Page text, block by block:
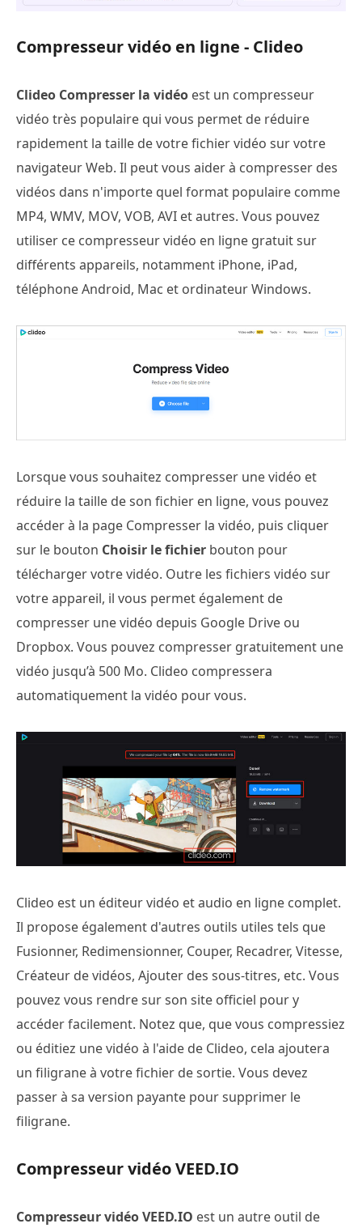
Compresseur vidéo en ligne - Clideo
Clideo Compresser la vidéo est un compresseur
vidéo très populaire qui vous permet de réduire
rapidement la taille de votre fichier vidéo sur votre
navigateur Web. Il peut vous aider à compresser des
vidéos dans n'importe quel format populaire comme
MP4, WMV, MOV, VOB, AVI et autres. Vous pouvez
utiliser ce compresseur vidéo en ligne gratuit sur
différents appareils, notamment iPhone, iPad,
téléphone Android, Mac et ordinateur Windows.
Lorsque vous souhaitez compresser une vidéo et
réduire la taille de son fichier en ligne, vous pouvez
accéder à la page Compresser la vidéo, puis cliquer
sur le bouton Choisir le fichier bouton pour
télécharger votre vidéo. Outre les fichiers vidéo sur
votre appareil, il vous permet également de
compresser une vidéo depuis Google Drive ou
Dropbox. Vous pouvez compresser gratuitement une
vidéo jusqu’à 500 Mo. Clideo compressera
automatiquement la vidéo pour vous.
Clideo est un éditeur vidéo et audio en ligne complet.
Il propose également d'autres outils utiles tels que
Fusionner, Redimensionner, Couper, Recadrer, Vitesse,
Créateur de vidéos, Ajouter des sous-titres, etc. Vous
pouvez vous rendre sur son site officiel pour y
accéder facilement. Notez que, que vous compressiez
ou éditiez une vidéo à l'aide de Clideo, cela ajoutera
un filigrane à votre fichier de sortie. Vous devez
passer à sa version payante pour supprimer le
filigrane.
Compresseur vidéo VEED.IO
Compresseur vidéo VEED.IO est un autre outil de